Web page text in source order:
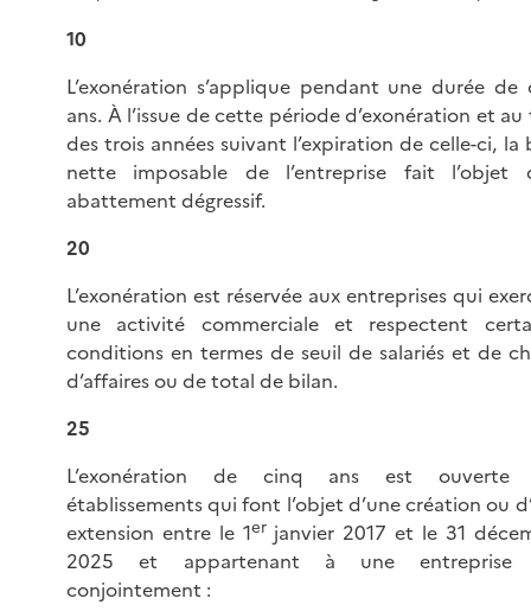
10
L’exonération s’applique pendant une durée de
ans. À l’issue de cette période d’exonération et
des trois années suivant l’expiration de celle-ci, la
nette imposable de l’entreprise fait l’objet
abattement dégressif.
20
L’exonération est réservée aux entreprises qui
une activité commerciale et respectent
conditions en termes de seuil de salariés et de
d’affaires ou de total de bilan.
25
L’exonération de cinq ans est ouverte
établissements qui font l’objet d’une création ou
extension entre le 1erjanvier 2017 et le 31
2025 et appartenant à une entreprise
conjointement :